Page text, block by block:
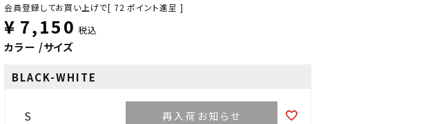
会員登録してお買い上げで[ 72 ポイント進呈 ]
¥ 7,150 税込
カラー サイズ
BLACK-WHITE
S 再入荷お知らせ